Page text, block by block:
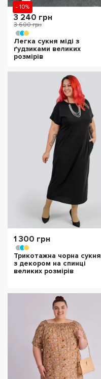
- 10%
3 240 грн
3 600 грн
Легка сукня міді з
ґудзиками великих
розмірів
1 300 грн
Трикотажна чорна сукня
з декором на спинці
великих розмірів